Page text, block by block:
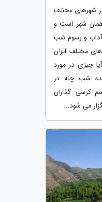
شهرهای مختلف
شهر است و
آداب و رسوم شب
مختلف ایران
چیزی در مورد
شب چله در
کرسی گذاران
می شود...